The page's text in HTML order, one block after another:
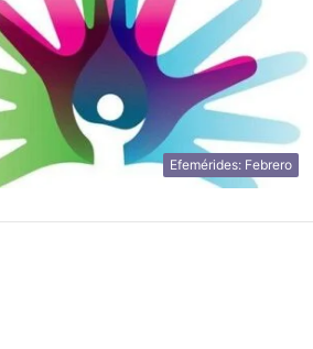
Efemérides: Febrero